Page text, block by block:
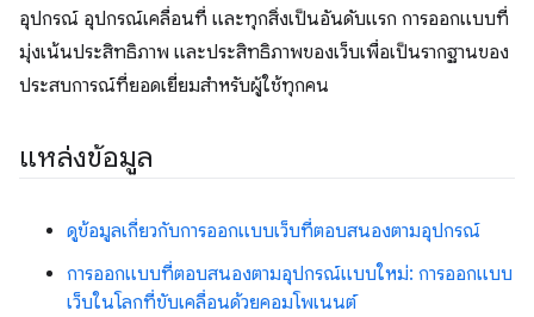
อุปกรณ์ อุปกรณ์เคลื่อนที่ และทุกสิ่งเป็นอันดับแรก การออกแบบที่
มุ่งเน้นประสิทธิภาพ และประสิทธิภาพของเว็บเพื่อเป็นรากฐานของ
ประสบการณ์ที่ยอดเยี่ยมสำหรับผู้ใช้ทุกคน
แหล่งข้อมูล
ดูข้อมูลเกี่ยวกับการออกแบบเว็บที่ตอบสนองตามอุปกรณ์
การออกแบบที่ตอบสนองตามอุปกรณ์แบบใหม่: การออกแบบ
เว็บในโลกที่ขับเคลื่อนด้วยคอมโพเนนต์